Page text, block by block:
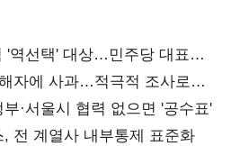
'역선택' 대상…민주당 대표로
자에 사과…적극적 조사로
·서울시 협력 없으면 '공수표'
전 계열사 내부통제 표준화